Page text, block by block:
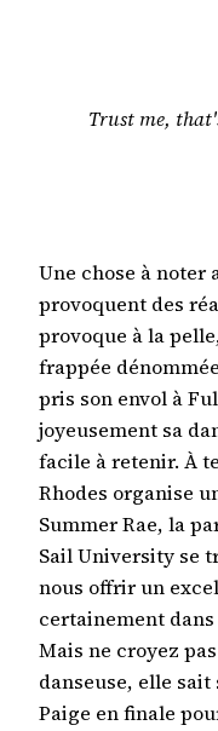
Trust me,
Une chose à noter
provoquent des
provoque à la
frappée
pris son envol à
joyeusement sa
facile à retenir. À
Rhodes organise
Summer Rae, la
Sail University se
nous offrir un
certainement dans
Mais ne croyez
danseuse, elle
Paige en finale